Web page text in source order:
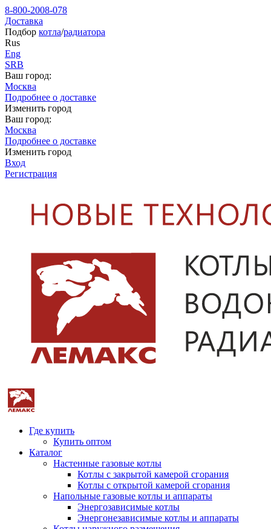
8-800-2008-078
Доставка
Подбор котла/радиатора
Rus
Eng
SRB
Ваш город:
Москва
Подробнее о доставке
Изменить город
Ваш город:
Москва
Подробнее о доставке
Изменить город
Вход
Регистрация
Где купить
Купить оптом
Каталог
Настенные газовые котлы
Котлы с закрытой камерой сгорания
Котлы с открытой камерой сгорания
Напольные газовые котлы и аппараты
Энергозависимые котлы
Энергонезависимые котлы и аппараты